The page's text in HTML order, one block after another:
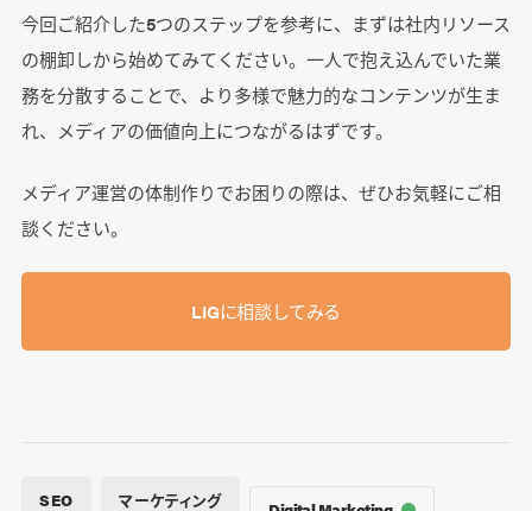
今回ご紹介した5つのステップを参考に、まずは社内リソース
の棚卸しから始めてみてください。一人で抱え込んでいた業
務を分散することで、より多様で魅力的なコンテンツが生ま
れ、メディアの価値向上につながるはずです。
メディア運営の体制作りでお困りの際は、ぜひお気軽にご相
談ください。
LIGに相談してみる
SEO マーケティング